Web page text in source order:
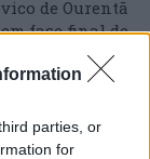
parties, or
for
de Ourentã
fase final de
trabalhos